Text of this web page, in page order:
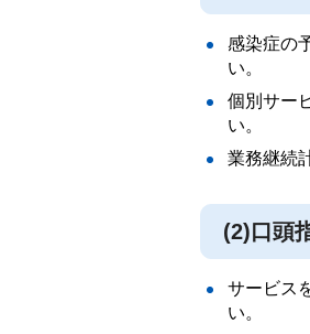
感染症の
い。
個別サー
い。
業務継続
(2)口頭
サービス
い。